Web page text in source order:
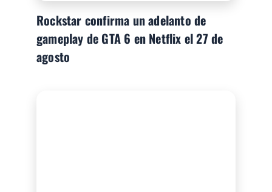
Rockstar confirma un adelanto de
gameplay de GTA 6 en Netflix el 27 de
agosto